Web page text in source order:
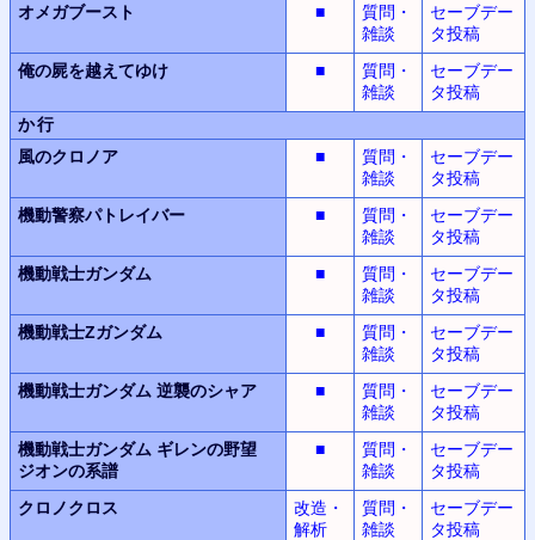
オメガブースト
■
質問・
雑談
セーブデー
タ投稿
俺の屍を越えてゆけ
■
質問・
雑談
セーブデー
タ投稿
か行
風のクロノア
■
質問・
雑談
セーブデー
タ投稿
機動警察パトレイバー
■
質問・
雑談
セーブデー
タ投稿
機動戦士ガンダム
■
質問・
雑談
セーブデー
タ投稿
機動戦士Zガンダム
■
質問・
雑談
セーブデー
タ投稿
機動戦士ガンダム 逆襲のシャア ■
質問・
雑談
セーブデー
タ投稿
機動戦士ガンダム ギレンの野望
ジオンの系譜
■
質問・
雑談
セーブデー
タ投稿
クロノクロス
改造・
解析
質問・
雑談
セーブデー
タ投稿